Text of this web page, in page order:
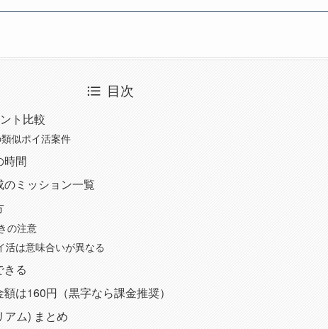
目次
ト比較
似ポイ活案件
時間
ミッション一覧
の注意
活は意味合いが異なる
きる
額は160円（黒字なら課金推奨）
アム) まとめ